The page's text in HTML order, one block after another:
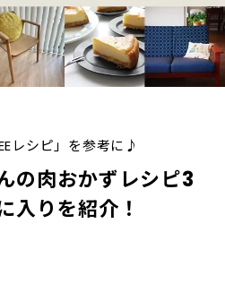
レシピ」を参考に♪
の肉おかずレシピ3
入りを紹介！